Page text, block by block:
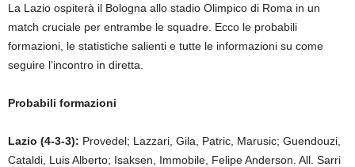
La Lazio ospiterà il Bologna allo stadio Olimpico di Roma in un
match cruciale per entrambe le squadre. Ecco le probabili
formazioni, le statistiche salienti e tutte le informazioni su come
seguire l’incontro in diretta.
Probabili formazioni
Lazio (4-3-3): Provedel; Lazzari, Gila, Patric, Marusic; Guendouzi,
Cataldi, Luis Alberto; Isaksen, Immobile, Felipe Anderson. All. Sarri